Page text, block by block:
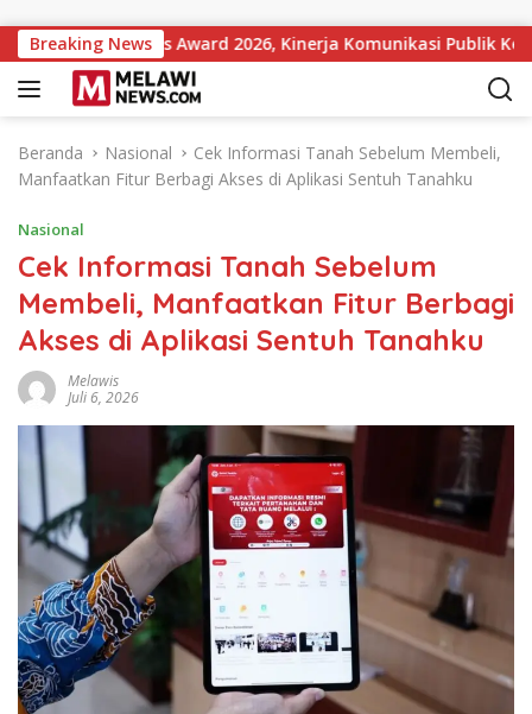
Breaking News
Institutions Award 2026, Kinerja Komunikasi Publik
Beranda Nasional
Cek Informasi Tanah Sebelum Membeli,
Manfaatkan Fitur Berbagi Akses di Aplikasi Sentuh Tanahku
Nasional
Cek Informasi Tanah Sebelum
Membeli, Manfaatkan Fitur Berbagi
Akses di Aplikasi Sentuh Tanahku
Melawis
Juli 6, 2026